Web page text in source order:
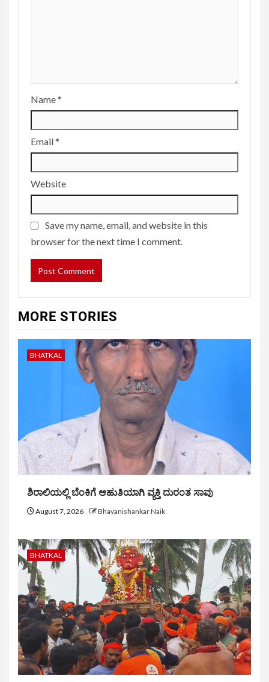
Name*
Email*
Website
Save my name, email, and website in this
browser for the next time I comment.
MORE STORIES
BHATKAL
ಶಿರಾಲಿಯಲ್ಲಿ ಬೆಂಕಿಗೆ ಆಹುತಿಯಾಗಿ ವ್ಯಕ್ತಿ ದುರಂತ ಸಾವು
August 7, 2026 Bhavanishankar Naik
BHATKAL